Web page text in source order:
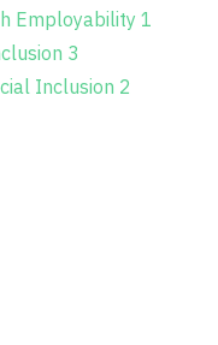
Employability 1
3
Inclusion 2